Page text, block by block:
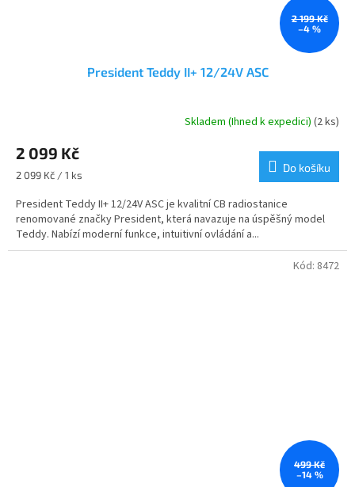
2 199 Kč
–4 %
President Teddy II+ 12/24V ASC
produktu
je
4,3
z
5
hvězdiček.
Skladem (Ihned k expedici)(2 ks)
2 099 Kč
Měrná
2 099 Kč / 1 ks
Do košíku
President Teddy II+ 12/24V ASC je kvalitní CB radiostanice
renomované značky President, která navazuje na úspěšný model
Teddy. Nabízí moderní funkce, intuitivní ovládání a...
499 Kč
–14 %
Kód: 8472